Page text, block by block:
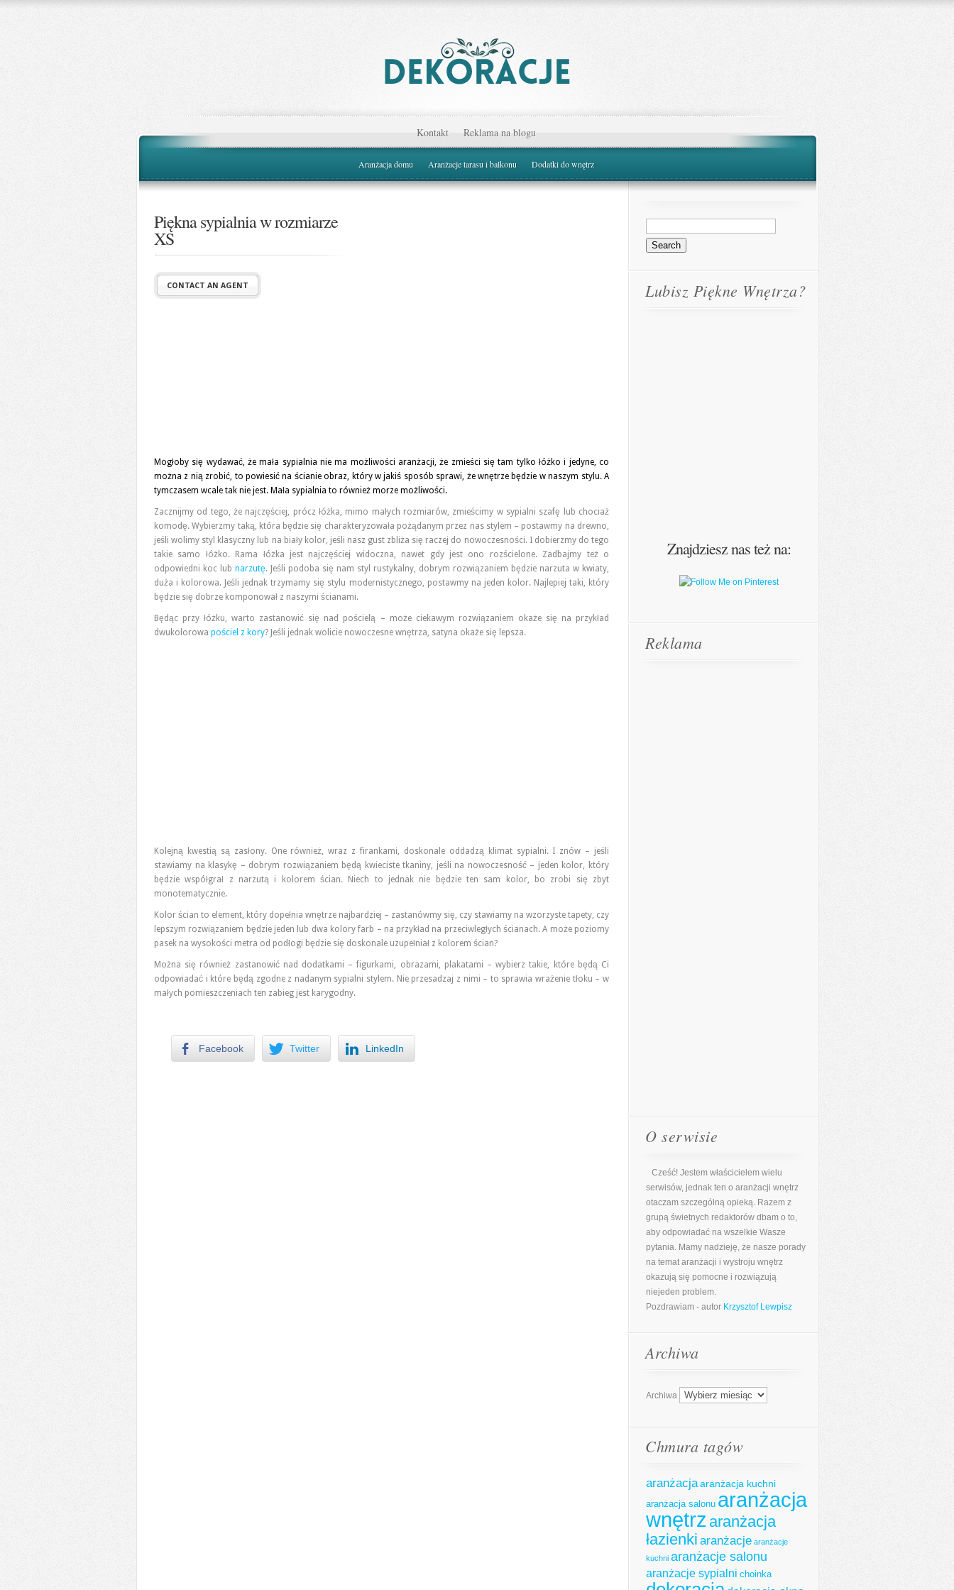
Kontakt Reklama na blogu
Aranżacja domu Aranżacje tarasu i balkonu Dodatki do wnętrz
Piękna sypialnia w rozmiarze
XS
CONTACT AN AGENT
Mogłoby się wydawać, że mała sypialnia nie ma możliwości aranżacji, że zmieści się tam tylko łóżko i jedyne, co
można z nią zrobić, to powiesić na ścianie obraz, który w jakiś sposób sprawi, że wnętrze będzie w naszym stylu. A
tymczasem wcale tak nie jest. Mała sypialnia to również morze możliwości.
Zacznijmy od tego, że najczęściej, prócz łóżka, mimo małych rozmiarów, zmieścimy w sypialni szafę lub chociaż
komodę. Wybierzmy taką, która będzie się charakteryzowała pożądanym przez nas stylem – postawmy na drewno,
jeśli wolimy styl klasyczny lub na biały kolor, jeśli nasz gust zbliża się raczej do nowoczesności. I dobierzmy do tego
takie samo łóżko. Rama łóżka jest najczęściej widoczna, nawet gdy jest ono rozścielone. Zadbajmy też o
odpowiedni koc lub narzutę. Jeśli podoba się nam styl rustykalny, dobrym rozwiązaniem będzie narzuta w kwiaty,
duża i kolorowa. Jeśli jednak trzymamy się stylu modernistycznego, postawmy na jeden kolor. Najlepiej taki, który
będzie się dobrze komponował z naszymi ścianami.
Będąc przy łóżku, warto zastanowić się nad pościelą – może ciekawym rozwiązaniem okaże się na przykład
dwukolorowa pościel z kory? Jeśli jednak wolicie nowoczesne wnętrza, satyna okaże się lepsza.
Kolejną kwestią są zasłony. One również, wraz z firankami, doskonale oddadzą klimat sypialni. I znów – jeśli
stawiamy na klasykę – dobrym rozwiązaniem będą kwieciste tkaniny, jeśli na nowoczesność – jeden kolor, który
będzie współgrał z narzutą i kolorem ścian. Niech to jednak nie będzie ten sam kolor, bo zrobi się zbyt
monotematycznie.
Kolor ścian to element, który dopełnia wnętrze najbardziej – zastanówmy się, czy stawiamy na wzorzyste tapety, czy
lepszym rozwiązaniem będzie jeden lub dwa kolory farb – na przykład na przeciwległych ścianach. A może poziomy
pasek na wysokości metra od podłogi będzie się doskonale uzupełniał z kolorem ścian?
Można się również zastanowić nad dodatkami – figurkami, obrazami, plakatami – wybierz takie, które będą Ci
odpowiadać i które będą zgodne z nadanym sypialni stylem. Nie przesadzaj z nimi – to sprawia wrażenie tłoku – w
małych pomieszczeniach ten zabieg jest karygodny.
Facebook Twitter LinkedIn
Lubisz Piękne Wnętrza?
Znajdziesz nas też na:
Reklama
O serwisie
Cześć! Jestem właścicielem wielu
serwisów, jednak ten o aranżacji wnętrz
otaczam szczególną opieką. Razem z
grupą świetnych redaktorów dbam o to,
aby odpowiadać na wszelkie Wasze
pytania. Mamy nadzieję, że nasze porady
na temat aranżacji i wystroju wnętrz
okazują się pomocne i rozwiązują
niejeden problem.
Pozdrawiam - autor Krzysztof Lewpisz
Archiwa
Archiwa
Chmura tagów
aranżacjaaranżacja kuchni
aranżacja salonu aranżacja
wnętrz aranżacja
łazienki aranżacje aranżacje
kuchni aranżacje salonu
aranżacje sypialni choinka